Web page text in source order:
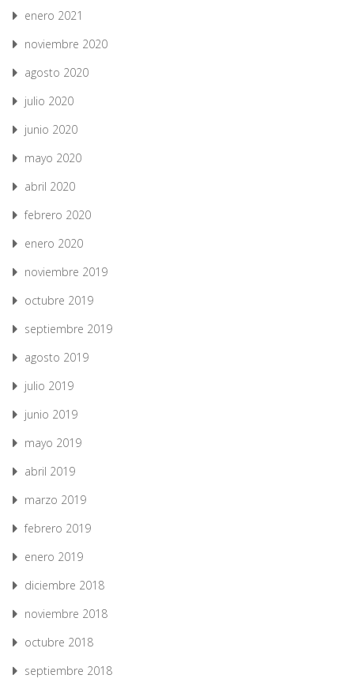
enero 2021
noviembre 2020
agosto 2020
julio 2020
junio 2020
mayo 2020
abril 2020
febrero 2020
enero 2020
noviembre 2019
octubre 2019
septiembre 2019
agosto 2019
julio 2019
junio 2019
mayo 2019
abril 2019
marzo 2019
febrero 2019
enero 2019
diciembre 2018
noviembre 2018
octubre 2018
septiembre 2018